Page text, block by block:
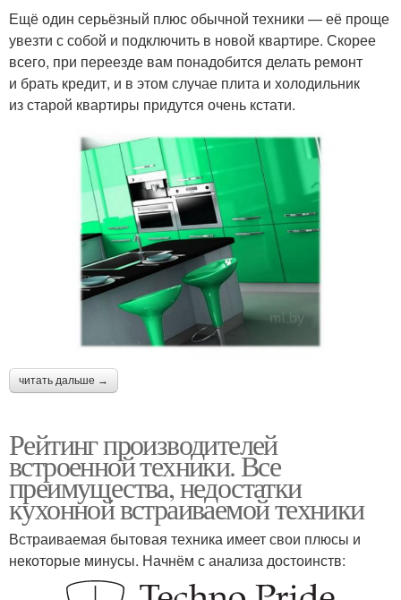
Ещё один серьёзный плюс обычной техники — её проще
увезти с собой и подключить в новой квартире. Скорее
всего, при переезде вам понадобится делать ремонт
и брать кредит, и в этом случае плита и холодильник
из старой квартиры придутся очень кстати.
читать дальше →
Рейтинг производителей
встроенной техники. Все
преимущества, недостатки
кухонной встраиваемой техники
Встраиваемая бытовая техника имеет свои плюсы и
некоторые минусы. Начнём с анализа достоинств: